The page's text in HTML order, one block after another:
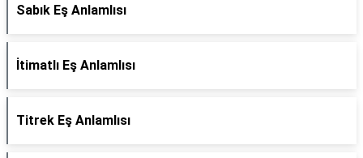
Sabık Eş Anlamlısı
İtimatlı Eş Anlamlısı
Titrek Eş Anlamlısı